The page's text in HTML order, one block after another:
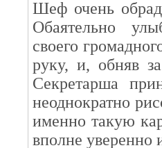
Шеф очень
Обаятельно
своего
руку, и, обняв
Секретарша
неоднократно
именно такую
вполне уверенно